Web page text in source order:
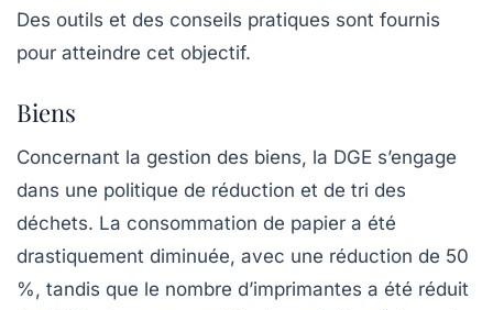
Des outils et des conseils pratiques sont fournis
pour atteindre cet objectif.
Biens
Concernant la gestion des biens, la DGE s’engage
dans une politique de réduction et de tri des
déchets. La consommation de papier a été
drastiquement diminuée, avec une réduction de 50
%, tandis que le nombre d’imprimantes a été réduit